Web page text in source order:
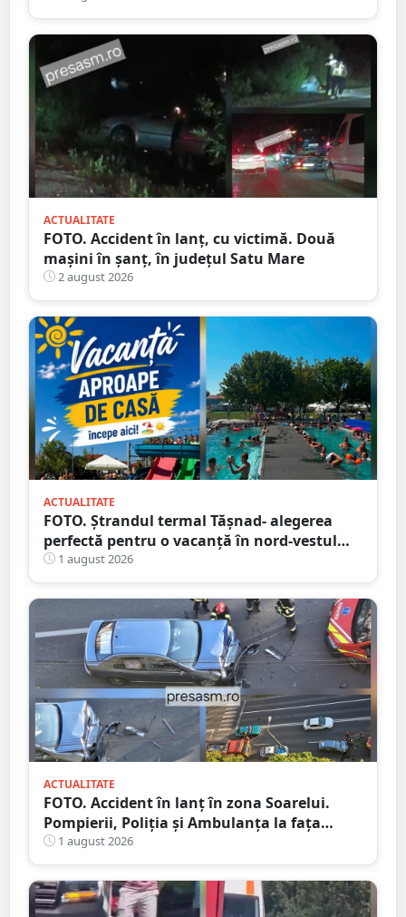
ACTUALITATE
FOTO. Accident în lanț, cu victimă. Două
mașini în șanț, în județul Satu Mare
2 august 2026
ACTUALITATE
FOTO. Ștrandul termal Tășnad- alegerea
perfectă pentru o vacanță în nord-vestul
României
1 august 2026
ACTUALITATE
FOTO. Accident în lanț în zona Soarelui.
Pompierii, Poliția și Ambulanța la fața
locului
1 august 2026